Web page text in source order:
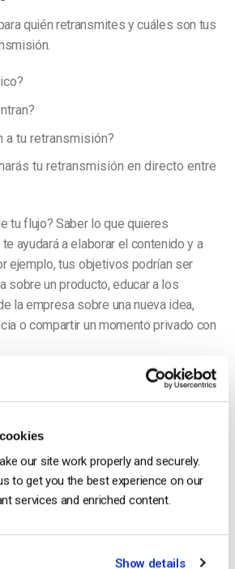
our site work properly and securely.
to get you the best experience on our
services and enriched content.
Show details
quién retransmites y cuáles son tus
a tu retransmisión?
tu retransmisión en directo entre
tu flujo? Saber lo que quieres
ayudará a elaborar el contenido y a
ejemplo, tus objetivos podrían ser
sobre un producto, educar a los
la empresa sobre una nueva idea,
o compartir un momento privado con
livestream
quieras tratar. Elige un tema que
de tu audiencia. Una vez elegido
el contenido de tu livestream. No
quieras seguir.